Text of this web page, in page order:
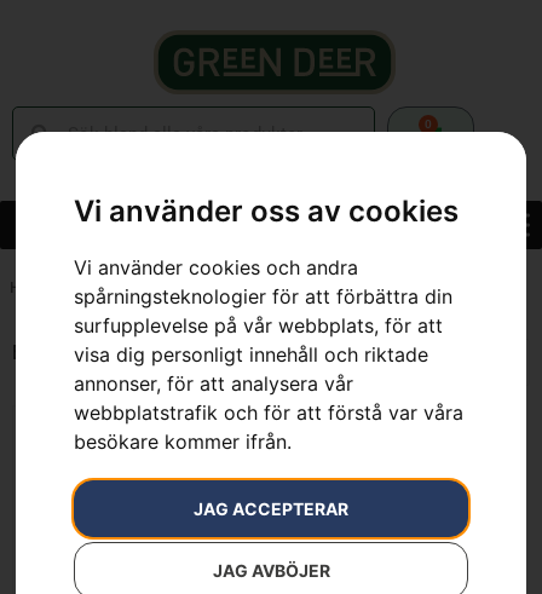
Vi använder oss av cookies
Vi använder cookies och andra
spårningsteknologier för att förbättra din
surfupplevelse på vår webbplats, för att
visa dig personligt innehåll och riktade
annonser, för att analysera vår
webbplatstrafik och för att förstå var våra
besökare kommer ifrån.
JAG ACCEPTERAR
JAG AVBÖJER
0
Hem 7391883038772
Endast ett sökresultat